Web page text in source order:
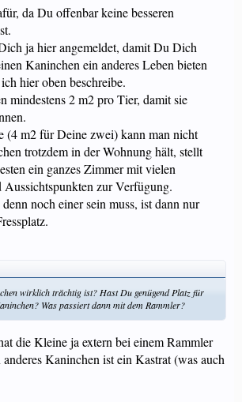
da Du offenbar keine besseren
ja hier angemeldet, damit Du Dich
Kaninchen ein anderes Leben bieten
hier oben beschreibe.
mindestens 2 m2 pro Tier, damit sie
(4 m2 für Deine zwei) kann man nicht
trotzdem in der Wohnung hält, stellt
ein ganzes Zimmer mit vielen
Aussichtspunkten zur Verfügung.
noch einer sein muss, ist dann nur
wirklich trächtig ist? Hast Du genügend Platz für
Was passiert dann mit dem Rammler?
die Kleine ja extern bei einem Rammler
anderes Kaninchen ist ein Kastrat (was auch